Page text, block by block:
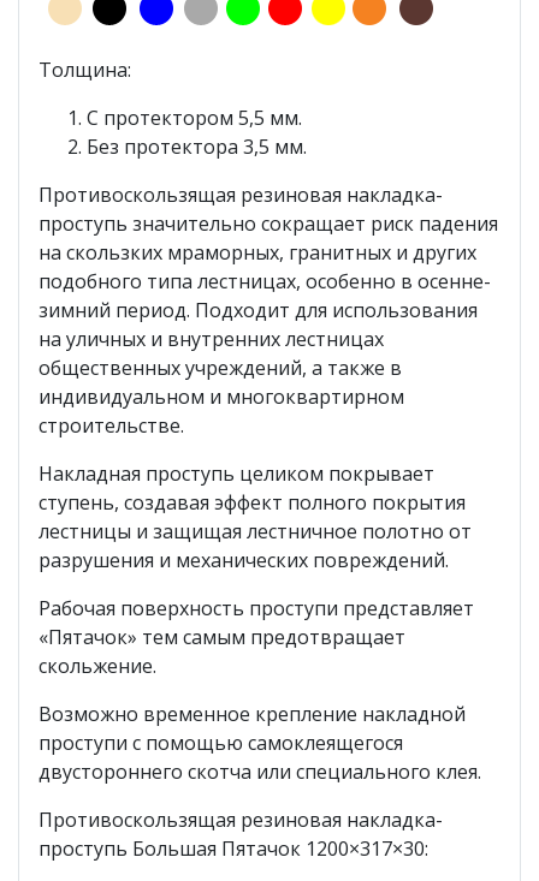
Толщина:
С протектором 5,5 мм.
Без протектора 3,5 мм.
Противоскользящая резиновая накладка-
проступь значительно сокращает риск падения
на скользких мраморных, гранитных и других
подобного типа лестницах, особенно в осенне-
зимний период. Подходит для использования
на уличных и внутренних лестницах
общественных учреждений, а также в
индивидуальном и многоквартирном
строительстве.
Накладная проступь целиком покрывает
ступень, создавая эффект полного покрытия
лестницы и защищая лестничное полотно от
разрушения и механических повреждений.
Рабочая поверхность проступи представляет
«Пятачок» тем самым предотвращает
скольжение.
Возможно временное крепление накладной
проступи с помощью самоклеящегося
двустороннего скотча или специального клея.
Противоскользящая резиновая накладка-
проступь Большая Пятачок 1200×317×30: